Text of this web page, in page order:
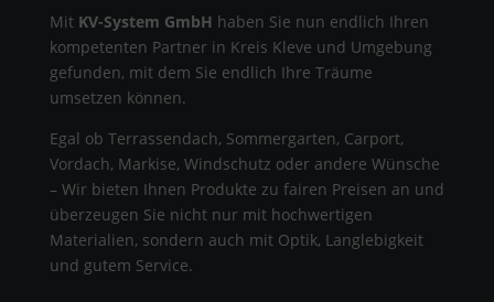
Mit KV-System GmbH haben Sie nun endlich Ihren
kompetenten Partner in Kreis Kleve und Umgebung
gefunden, mit dem Sie endlich Ihre Träume
umsetzen können.
Egal ob Terrassendach, Sommergarten, Carport,
Vordach, Markise, Windschutz oder andere Wünsche
– Wir bieten Ihnen Produkte zu fairen Preisen an und
überzeugen Sie nicht nur mit hochwertigen
Materialien, sondern auch mit Optik, Langlebigkeit
und gutem Service.